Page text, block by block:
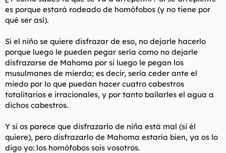
es porque estará rodeado de homófobos (y no tiene por
qué ser así).
Si el niño se quiere disfrazar de eso, no dejarle hacerlo
porque luego le pueden pegar sería como no dejarle
disfrazarse de Mahoma por si luego le pegan los
musulmanes de mierda; es decir, sería ceder ante el
miedo por lo que puedan hacer cuatro cabestros
totalitarios e irracionales, y por tanto bailarles el agua a
dichos cabestros.
Y si os parece que disfrazarlo de niña está mal (si él
quiere), pero disfrazarlo de Mahoma estaría bien, ya os lo
digo yo: los homófobos sois vosotros.